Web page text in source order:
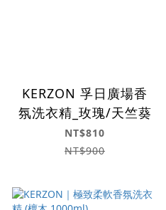
KERZON 孚日廣場香
氛洗衣精_玫瑰/天竺葵
NT$810
NT$900